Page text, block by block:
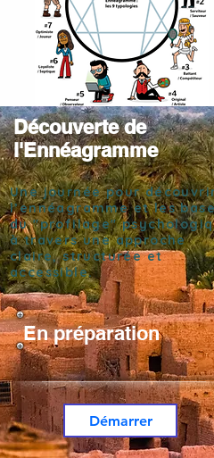
Découverte de
l'Ennéagramme
Une journée pour
l’ennéagramme et les
du "profilage"
à travers une approche
claire, structurée et
accessible.
En préparation
Démarrer